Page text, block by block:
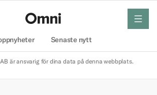
Senaste nytt
meny
är ansvarig för dina data på denna webbplats.